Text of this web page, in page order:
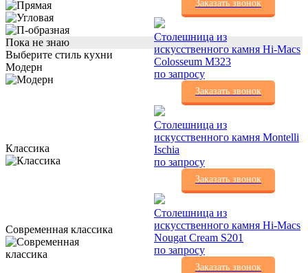
Заказать звонок
Столешница из
искусственного камня Hi-Macs
Colosseum M323
по запросу
Заказать звонок
Столешница из
искусственного камня Montelli
Ischia
по запросу
Заказать звонок
Столешница из
искусственного камня Hi-Macs
Nougat Cream S201
по запросу
Заказать звонок
Пока не знаю
Выберите стиль кухни
Модерн
Классика
Современная классика